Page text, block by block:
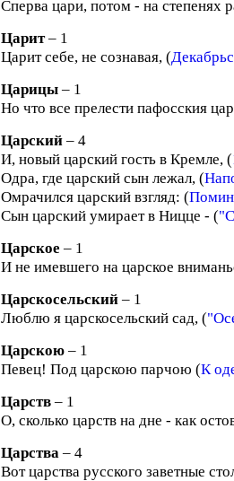
Сперва цари, потом - на степенях
Царит– 1
Царит себе, не сознавая, (
Царицы – 1
Но что все прелести пафосския
Царский – 4
И, новый царский гость в Кремле, (
Одра, где царский сын лежал, (
Омрачился царский взгляд: (
Сын царский умирает в Ницце - (
Царское – 1
И не имевшего на царское
Царскосельский – 1
Люблю я царскосельский сад, (
Царскою – 1
Певец! Под царскою парчою (К
Царств – 1
О, сколько царств на дне - как
Царства – 4
Вот царства русского заветные